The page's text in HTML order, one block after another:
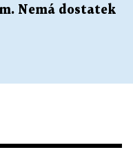
Nemá dostatek